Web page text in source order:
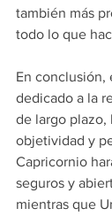
también más
todo lo que
En conclusión,
dedicado a la
de largo plazo,
objetividad y
Capricornio
seguros y
mientras que